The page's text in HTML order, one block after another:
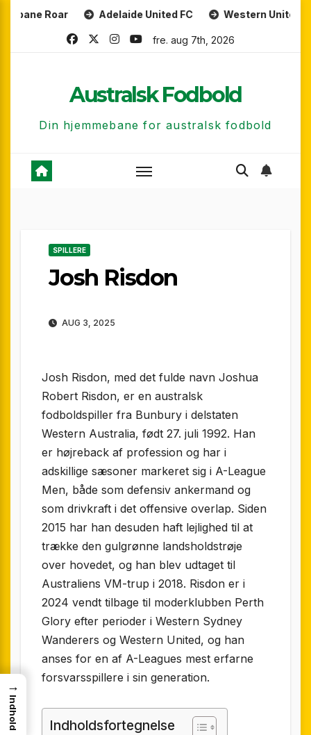
Skip
Adelaide United FC Western United FC
fre. aug 7th, 2026
Australsk Fodbold
Din hjemmebane for australsk fodbold
SPILLERE
Josh Risdon
AUG 3, 2025
Josh Risdon, med det fulde navn Joshua
Robert Risdon, er en australsk
fodboldspiller fra Bunbury i delstaten
Western Australia, født 27. juli 1992. Han
er højreback af profession og har i
adskillige sæsoner markeret sig i A-League
Men, både som defensiv ankermand og
som drivkraft i det offensive overlap. Siden
2015 har han desuden haft lejlighed til at
trække den gulgrønne landsholdstrøje
over hovedet, og han blev udtaget til
Australiens VM-trup i 2018. Risdon er i
2024 vendt tilbage til moderklubben Perth
Glory efter perioder i Western Sydney
Wanderers og Western United, og han
anses for en af A-Leagues mest erfarne
forsvarsspillere i sin generation.
Indholdsfortegnelse
→
Indhold